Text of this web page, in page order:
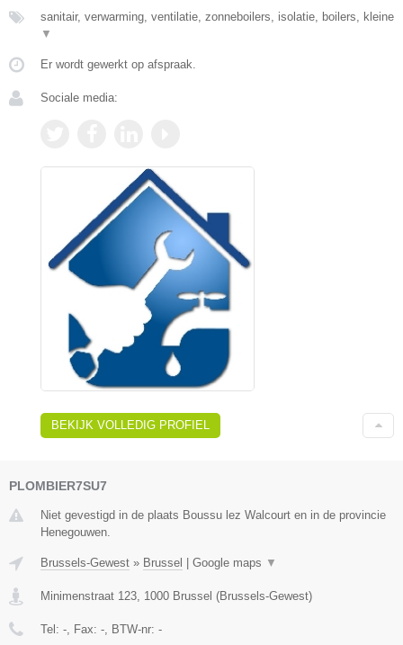
sanitair, verwarming, ventilatie, zonneboilers, isolatie, boilers, kleine
▼
Er wordt gewerkt op afspraak.
Sociale media:
BEKIJK VOLLEDIG PROFIEL
PLOMBIER7SU7
Niet gevestigd in de plaats Boussu lez Walcourt en in de provincie
Henegouwen.
Brussels-Gewest » Brussel | Google maps ▼
Minimenstraat 123 1000 Brussel (Brussels-Gewest)
Tel: - , Fax: - , BTW-nr: -